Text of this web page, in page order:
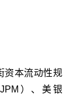
资本流动性规
）、美银